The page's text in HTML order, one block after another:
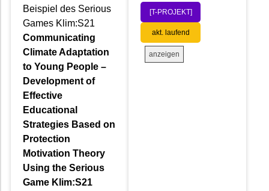
Beispiel des Serious
Games Klim:S21
Communicating
Climate Adaptation
to Young People –
Development of
Effective
Educational
Strategies Based on
Protection
Motivation Theory
Using the Serious
Game Klim:S21
[T-PROJEKT]
akt. laufend
anzeigen